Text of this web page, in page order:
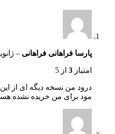
پارسا فراهانی فراهانی – ژانویه 7,
امتیاز 3 از 5
درود من نسخه دیگه ای از
مود برای من خریده نشده